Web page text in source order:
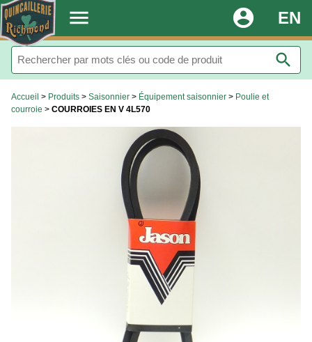
. menu EN
account_circle
search
Accueil > Produits > Saisonnier > Équipement saisonnier > Poulie et
courroie > COURROIES EN V 4L570